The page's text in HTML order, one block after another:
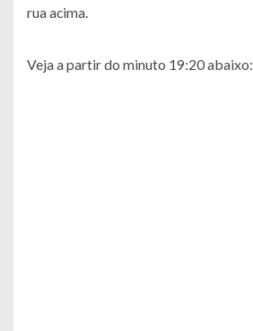
rua acima.
Veja a partir do minuto 19:20 abaixo: